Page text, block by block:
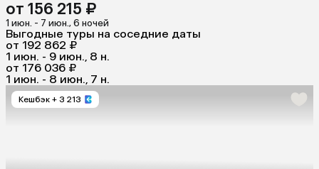
от 156 215 ₽
1 июн. - 7 июн., 6 ночей
Выгодные туры на соседние даты
от 192 862 ₽
1 июн. - 9 июн., 8 н.
от 176 036 ₽
1 июн. - 8 июн., 7 н.
Кешбэк + 3 213